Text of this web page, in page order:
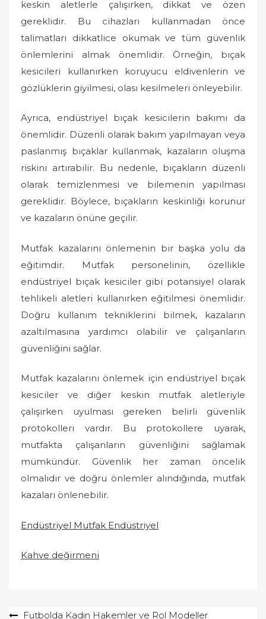
keskin aletlerle çalışırken, dikkat ve özen
gereklidir. Bu cihazları kullanmadan önce
talimatları dikkatlice okumak ve tüm güvenlik
önlemlerini almak önemlidir. Örneğin, bıçak
kesicileri kullanırken koruyucu eldivenlerin ve
gözlüklerin giyilmesi, olası kesilmeleri önleyebilir.
Ayrıca, endüstriyel bıçak kesicilerin bakımı da
önemlidir. Düzenli olarak bakım yapılmayan veya
paslanmış bıçaklar kullanmak, kazaların oluşma
riskini artırabilir. Bu nedenle, bıçakların düzenli
olarak temizlenmesi ve bilemenin yapılması
gereklidir. Böylece, bıçakların keskinliği korunur
ve kazaların önüne geçilir.
Mutfak kazalarını önlemenin bir başka yolu da
eğitimdir. Mutfak personelinin, özellikle
endüstriyel bıçak kesiciler gibi potansiyel olarak
tehlikeli aletleri kullanırken eğitilmesi önemlidir.
Doğru kullanım tekniklerini bilmek, kazaların
azaltılmasına yardımcı olabilir ve çalışanların
güvenliğini sağlar.
Mutfak kazalarını önlemek için endüstriyel bıçak
kesiciler ve diğer keskin mutfak aletleriyle
çalışırken uyulması gereken belirli güvenlik
protokolleri vardır. Bu protokollere uyarak,
mutfakta çalışanların güvenliğini sağlamak
mümkündür. Güvenlik her zaman öncelik
olmalıdır ve doğru önlemler alındığında, mutfak
kazaları önlenebilir.
Endüstriyel Mutfak Endüstriyel
Kahve değirmeni
YazıFutbolda Kadın Hakemler ve Rol Modeller